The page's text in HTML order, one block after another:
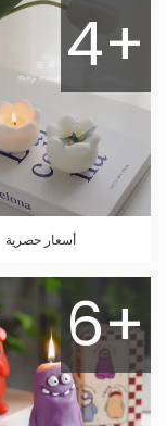
4+
أسعار حصرية
6+